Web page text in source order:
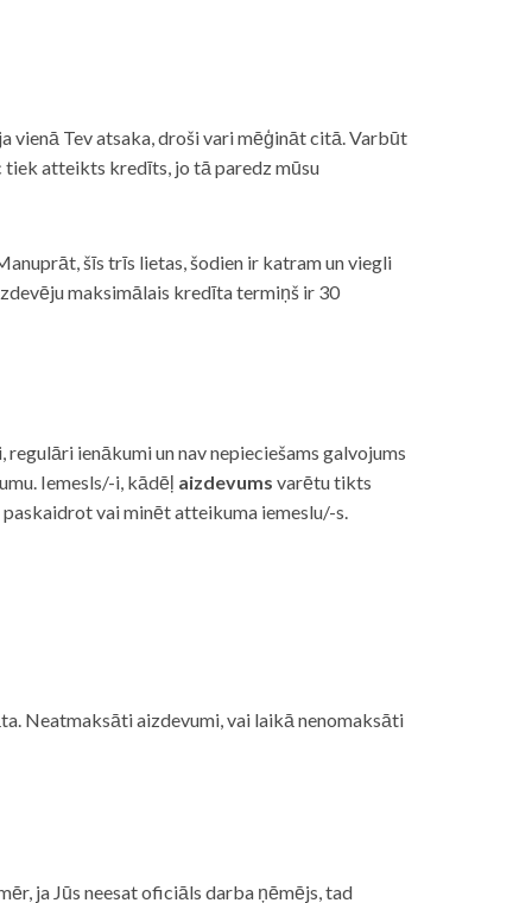
Tev atsaka, droši vari mēģināt citā. Varbūt
tiek atteikts kredīts, jo tā paredz mūsu
šīs trīs lietas, šodien ir katram un viegli
maksimālais kredīta termiņš ir 30
ienākumi un nav nepieciešams galvojums
Iemesls/-i, kādēļ aizdevums varētu tikts
vai minēt atteikuma iemeslu/-s.
Neatmaksāti aizdevumi, vai laikā nenomaksāti
ja Jūs neesat oficiāls darba ņēmējs, tad